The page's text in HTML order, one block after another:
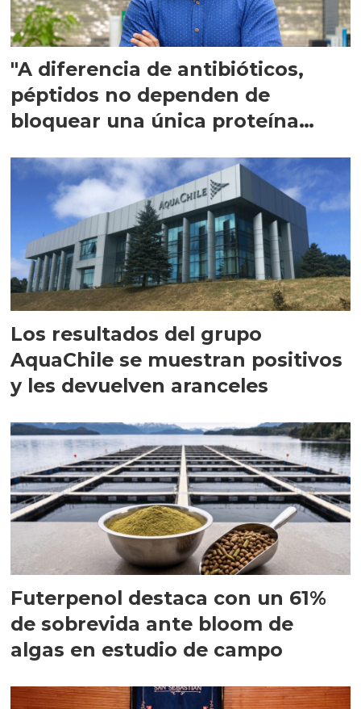
"A diferencia de antibióticos,
péptidos no dependen de
bloquear una única proteína
Los resultados del grupo
AquaChile se muestran positivos
y les devuelven aranceles
Futerpenol destaca con un 61%
de sobrevida ante bloom de
algas en estudio de campo